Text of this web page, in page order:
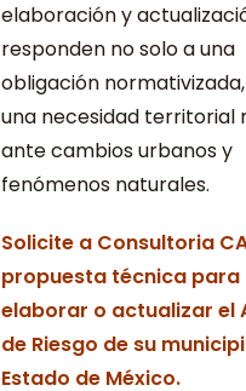
elaboración y
responden no solo a una
obligación
una necesidad territorial
ante cambios urbanos y
fenómenos naturales.
Solicite a Consultoria
propuesta técnica para
elaborar o actualizar el
de Riesgo de su
Estado de México.